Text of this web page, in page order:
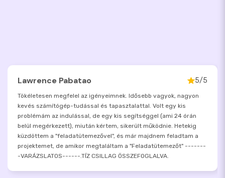
Lawrence Pabatao 5/5
Tökéletesen megfelel az igényeimnek. Idősebb vagyok, nagyon
kevés számítógép-tudással és tapasztalattal. Volt egy kis
problémám az indulással, de egy kis segítséggel (ami 24 órán
belül megérkezett), miután kértem, sikerült működnie. Hetekig
küzdöttem a "feladatütemezővel", és már majdnem feladtam a
projektemet, de amikor megtaláltam a "Feladatütemezőt" -------
-VARÁZSLATOS------.TÍZ CSILLAG ÖSSZEFOGLALVA.